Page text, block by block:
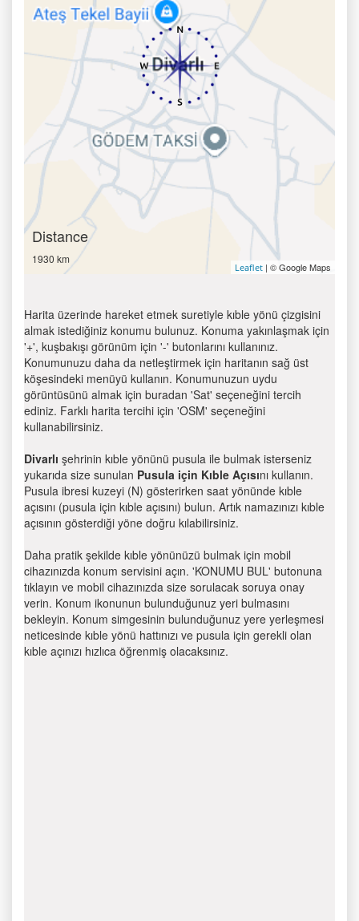
Distance
1930 km
Leaflet | © Google Maps
Harita üzerinde hareket etmek suretiyle kıble yönü çizgisini
almak istediğiniz konumu bulunuz. Konuma yakınlaşmak için
'+', kuşbakışı görünüm için '-' butonlarını kullanınız.
Konumunuzu daha da netleştirmek için haritanın sağ üst
köşesindeki menüyü kullanın. Konumunuzun uydu
görüntüsünü almak için buradan 'Sat' seçeneğini tercih
ediniz. Farklı harita tercihi için 'OSM' seçeneğini
kullanabilirsiniz.
Divarlı şehrinin kıble yönünü pusula ile bulmak isterseniz
yukarıda size sunulan Pusula için Kıble Açısını kullanın.
Pusula ibresi kuzeyi (N) gösterirken saat yönünde kıble
açısını (pusula için kıble açısını) bulun. Artık namazınızı kıble
açısının gösterdiği yöne doğru kılabilirsiniz.
Daha pratik şekilde kıble yönünüzü bulmak için mobil
cihazınızda konum servisini açın. 'KONUMU BUL' butonuna
tıklayın ve mobil cihazınızda size sorulacak soruya onay
verin. Konum ikonunun bulunduğunuz yeri bulmasını
bekleyin. Konum simgesinin bulunduğunuz yere yerleşmesi
neticesinde kıble yönü hattınızı ve pusula için gerekli olan
kıble açınızı hızlıca öğrenmiş olacaksınız.